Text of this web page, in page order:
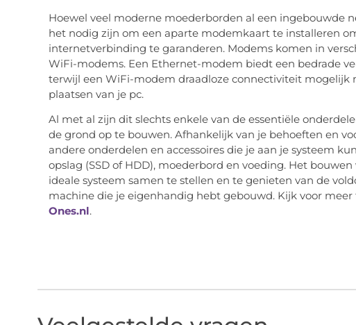
Hoewel veel moderne moederborden al een ingebouwde
het nodig zijn om een aparte modemkaart te installeren
internetverbinding te garanderen. Modems komen in
WiFi-modems. Een Ethernet-modem biedt een bedrade
terwijl een WiFi-modem draadloze connectiviteit
plaatsen van je pc.
Al met al zijn dit slechts enkele van de essentiële
de grond op te bouwen. Afhankelijk van je behoeften en
andere onderdelen en accessoires die je aan je systeem
opslag (SSD of HDD), moederbord en voeding. Het
ideale systeem samen te stellen en te genieten van de
machine die je eigenhandig hebt gebouwd. Kijk voor meer
Ones.nl.